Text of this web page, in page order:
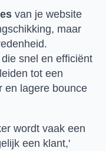
van je website
maar
snel en efficiënt
tot een
en lagere bounce
wordt vaak een
een klant,'